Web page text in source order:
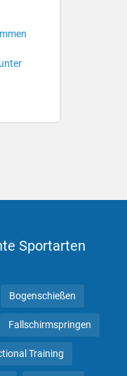
Sportarten
Bogenschießen
Fallschirmspringen
Training